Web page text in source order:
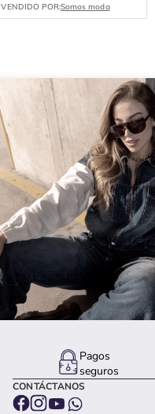
VENDIDO POR:Somos moda
Pagos
seguros
CONTÁCTANOS